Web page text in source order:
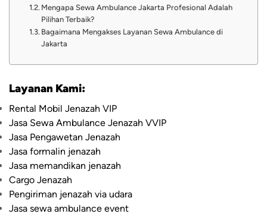
Mengapa Sewa Ambulance Jakarta Profesional Adalah
Pilihan Terbaik?
Bagaimana Mengakses Layanan Sewa Ambulance di
Jakarta
Layanan Kami:
Rental Mobil Jenazah VIP
Jasa Sewa Ambulance Jenazah VVIP
Jasa Pengawetan Jenazah
Jasa formalin jenazah
Jasa memandikan jenazah
Cargo Jenazah
Pengiriman jenazah via udara
Jasa sewa ambulance event